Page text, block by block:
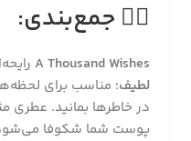
🧚‍♀️ جمع‌بندی:
A Thousand Wishes
لطیف؛ مناسب برای
در خاطرها بمانید. عطری
پوست شما شکوفا